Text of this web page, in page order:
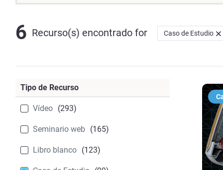
6 Recurso(s) encontrado for Caso de Estudio
Tipo de Recurso
Vídeo (293)
Seminario web (165)
Libro blanco (123)